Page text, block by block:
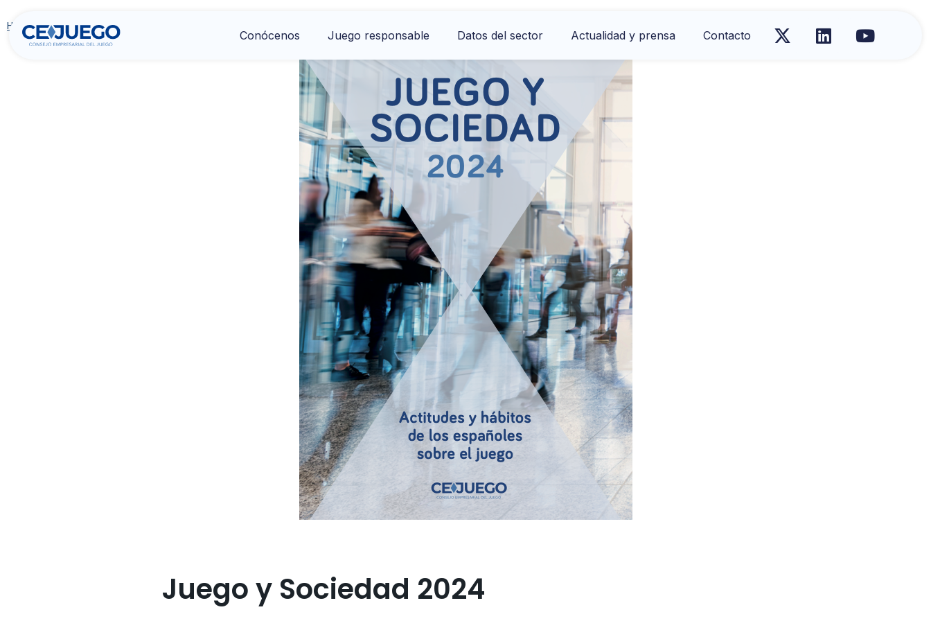
Conócenos Juego responsable Datos del sector Actualidad y prensa Contacto
Home>Publicación>Juego y Sociedad 2024
Juego y Sociedad 2024